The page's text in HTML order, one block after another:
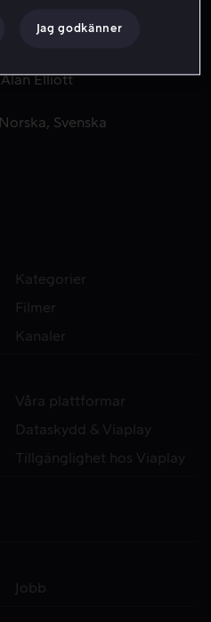
Alan Elliott
Norska Svenska
Kategorier
Filmer
Kanaler
Våra plattformar
Dataskydd & Viaplay
Tillgänglighet hos Viaplay
Jobb
Jag godkänner